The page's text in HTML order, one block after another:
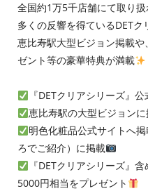
全国約1万5千店舗にて取り
多くの反響を得ているDETク
恵比寿駅大型ビジョン掲載
ゼント等の豪華特典が満載
『DETクリアシリーズ』
恵比寿駅の大型ビジョン
明色化粧品公式サイトへ
ろでご紹介）に掲載
『DETクリアシリーズ』
5000円相当をプレゼント